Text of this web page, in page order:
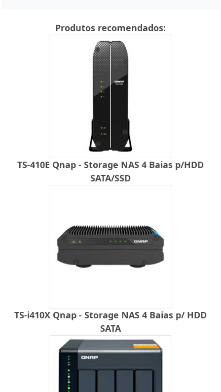
Produtos recomendados:
TS-410E Qnap - Storage NAS 4 Baias p/HDD
SATA/SSD
TS-i410X Qnap - Storage NAS 4 Baias p/ HDD
SATA